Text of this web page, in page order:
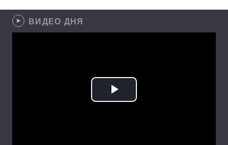
ВИДЕО ДНЯ